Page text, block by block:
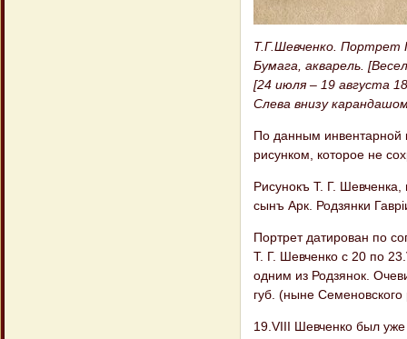
Т.Г.Шевченко. Портрет
Бумага, акварель.
[24 июля – 19 августа
Слева внизу
По данным инвентарной
рисунком, которое не
Рисунокъ Т. Г.
сынъ Арк. Родзянки
Портрет датирован по
Т. Г. Шевченко с 20 по
одним из Родзянок.
губ. (ныне
19.VIII Шевченко был уже